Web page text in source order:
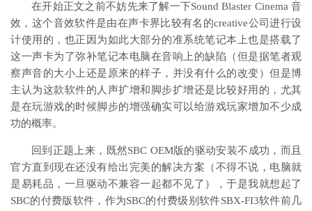
在开始正文之前不妨先来了解一下Sound Blaster Cinema 音
效，这个音效软件是由在声卡界比较有名的creative公司进行设
计使用的，也正因为如此大部分的准系统笔记本上也是搭载了
这一声卡为了弥补笔记本电脑在音响上的缺陷（但是据笔者观
察声音的大小上还是原来的样子，并没有什么的改变）但是博
主认为这款软件的人声扩增和脚步扩增还是比较好用的，尤其
是在玩游戏的时候脚步的增强确实可以给游戏玩家增加不少成
功的概率。
回到正题上来，既然SBC OEM版的驱动安装不成功，而且
官方直到现在还没有给出完美的解决方案（不得不说，电脑就
是易耗品，一旦驱动不兼容一起都不见了），于是我就想起了
SBC的付费版软件，作为SBC的付费级别软件SBX-FI3软件前几